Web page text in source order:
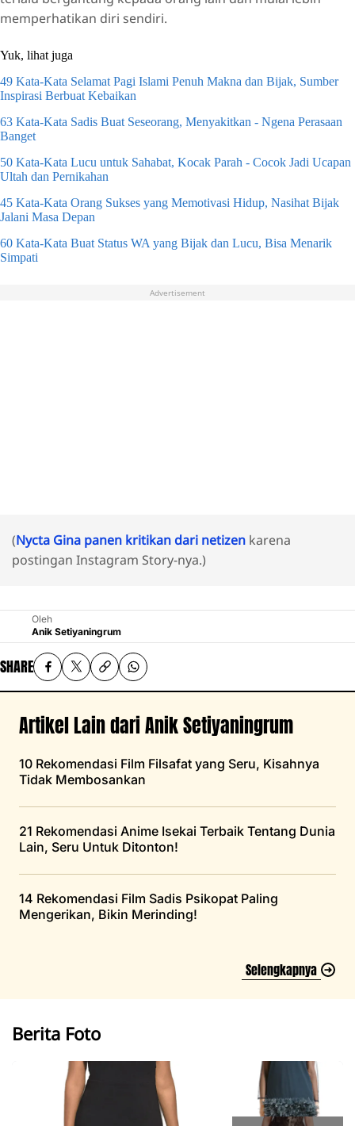
memperhatikan diri sendiri.
Yuk, lihat juga
49 Kata-Kata Selamat Pagi Islami Penuh Makna dan Bijak, Sumber
Inspirasi Berbuat Kebaikan
63 Kata-Kata Sadis Buat Seseorang, Menyakitkan - Ngena Perasaan
Banget
50 Kata-Kata Lucu untuk Sahabat, Kocak Parah - Cocok Jadi Ucapan
Ultah dan Pernikahan
45 Kata-Kata Orang Sukses yang Memotivasi Hidup, Nasihat Bijak
Jalani Masa Depan
60 Kata-Kata Buat Status WA yang Bijak dan Lucu, Bisa Menarik
Simpati
Advertisement
(Nycta Gina panen kritikan dari netizen karena
postingan Instagram Story-nya.)
Oleh
Anik Setiyaningrum
SHARE
Artikel Lain dari Anik Setiyaningrum
10 Rekomendasi Film Filsafat yang Seru, Kisahnya
Tidak Membosankan
21 Rekomendasi Anime Isekai Terbaik Tentang Dunia
Lain, Seru Untuk Ditonton!
14 Rekomendasi Film Sadis Psikopat Paling
Mengerikan, Bikin Merinding!
Selengkapnya
Berita Foto